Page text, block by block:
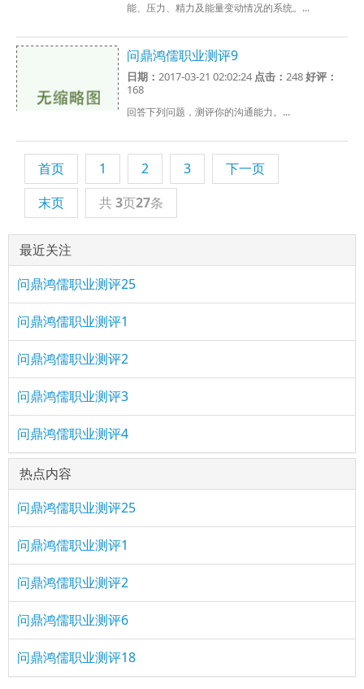
能、压力、精力及能量变动情况的系统。...
问鼎鸿儒职业测评9
日期：2017-03-21 02:02:24 点击：248好评：
168
回答下列问题，测评你的沟通能力。...
首页 1 2 3
下一页
末页
共3页27条
最近关注
问鼎鸿儒职业测评25
问鼎鸿儒职业测评1
问鼎鸿儒职业测评2
问鼎鸿儒职业测评3
问鼎鸿儒职业测评4
热点内容
问鼎鸿儒职业测评25
问鼎鸿儒职业测评1
问鼎鸿儒职业测评2
问鼎鸿儒职业测评6
问鼎鸿儒职业测评18